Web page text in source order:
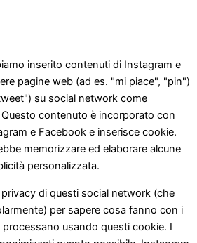
inserito contenuti di Instagram e
pagine web (ad es. "mi piace", "pin")
su social network come
contenuto è incorporato con
e Facebook e inserisce cookie.
memorizzare ed elaborare alcune
personalizzata.
di questi social network (che
per sapere cosa fanno con i
usando questi cookie. I